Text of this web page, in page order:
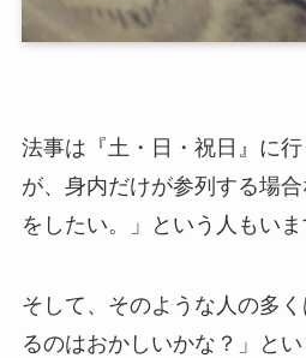
法事は『土・日・祝日』に
が、身内だけが参列する場
をしたい。」という人もいま
そして、そのような人の多
るのはおかしいかな？」と